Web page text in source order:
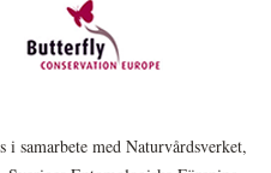
samarbete med Naturvårdsverket,